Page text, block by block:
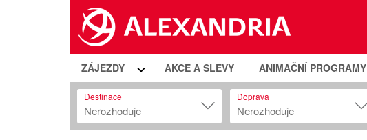
ZÁJEZDY AKCE A SLEVY ANIMAČNÍ PROGRAMY
Destinace
Nerozhoduje
Doprava
Nerozhoduje